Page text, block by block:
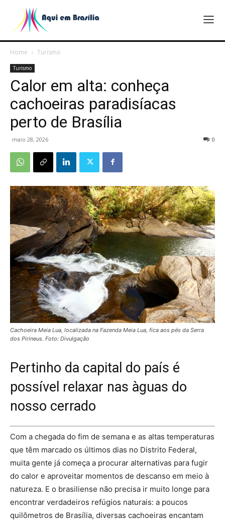
Home Turismo
Turismo
Calor em alta: conheça
cachoeiras paradisíacas
perto de Brasília
maio 28, 2026 0
Cachoeira Meia Lua, localizada na Fazenda Meia Lua, fica aos pés da Serra
dos Pirineus. Foto: Divulgação
Pertinho da capital do país é
possível relaxar nas àguas do
nosso cerrado
Com a chegada do fim de semana e as altas temperaturas
que têm marcado os últimos dias no Distrito Federal,
muita gente já começa a procurar alternativas para fugir
do calor e aproveitar momentos de descanso em meio à
natureza. E o brasiliense não precisa ir muito longe para
encontrar verdadeiros refúgios naturais: a poucos
quilômetros de Brasília, diversas cachoeiras encantam